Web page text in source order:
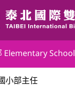
Elementary School
小部主任